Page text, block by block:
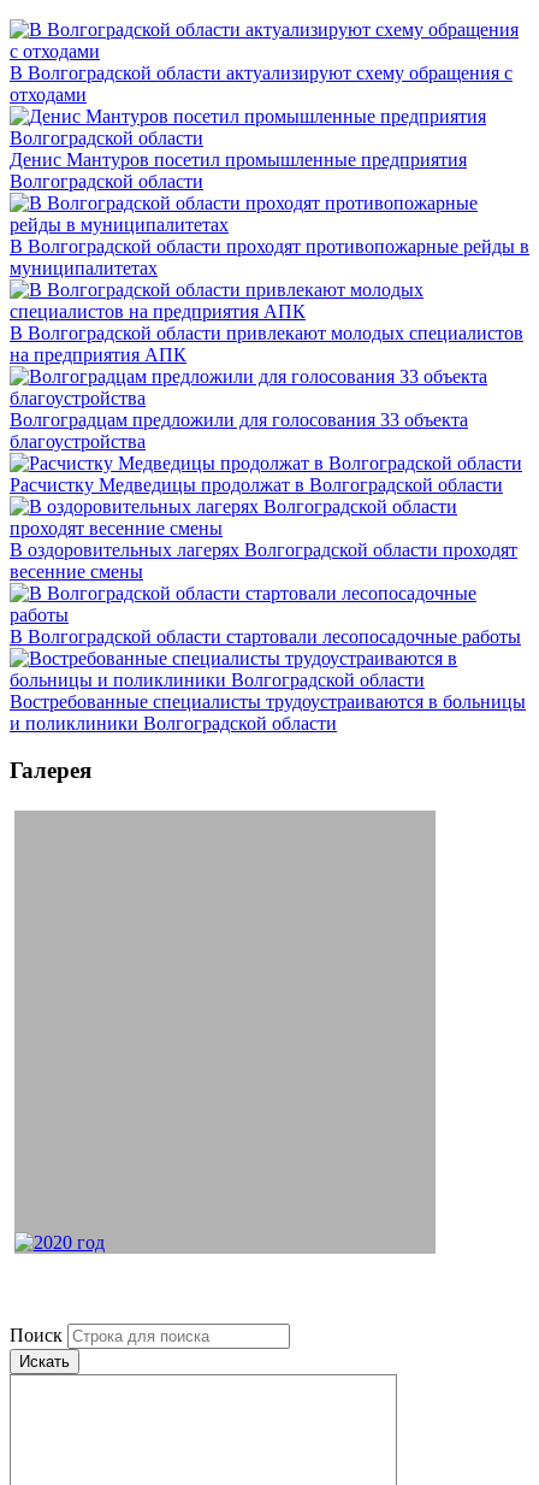
В Волгоградской области актуализируют схему обращения с
отходами
Денис Мантуров посетил промышленные предприятия
Волгоградской области
В Волгоградской области проходят противопожарные рейды в
муниципалитетах
В Волгоградской области привлекают молодых специалистов
на предприятия АПК
Волгоградцам предложили для голосования 33 объекта
благоустройства
Расчистку Медведицы продолжат в Волгоградской области
В оздоровительных лагерях Волгоградской области проходят
весенние смены
В Волгоградской области стартовали лесопосадочные работы
Востребованные специалисты трудоустраиваются в больницы
и поликлиники Волгоградской области
Галерея
Поиск
Искать